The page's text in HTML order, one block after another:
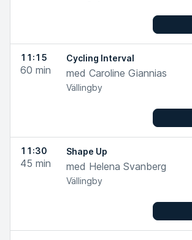
11:15
60 min
Cycling Interval
med Caroline Giannias
Vällingby
11:30
45 min
Shape Up
med Helena Svanberg
Vällingby